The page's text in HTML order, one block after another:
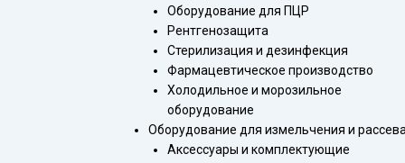
Оборудование для ПЦР
Рентгенозащита
Стерилизация и дезинфекция
Фармацевтическое производство
Холодильное и морозильное
оборудование
Оборудование для измельчения и
Аксессуары и комплектующие